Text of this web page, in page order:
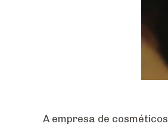
A empresa de cosméticos